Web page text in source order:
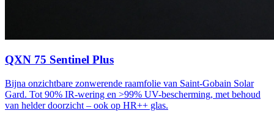
QXN 75 Sentinel Plus
Bijna onzichtbare zonwerende raamfolie van Saint-Gobain Solar
Gard. Tot 90% IR-wering en >99% UV-bescherming, met behoud
van helder doorzicht – ook op HR++ glas.